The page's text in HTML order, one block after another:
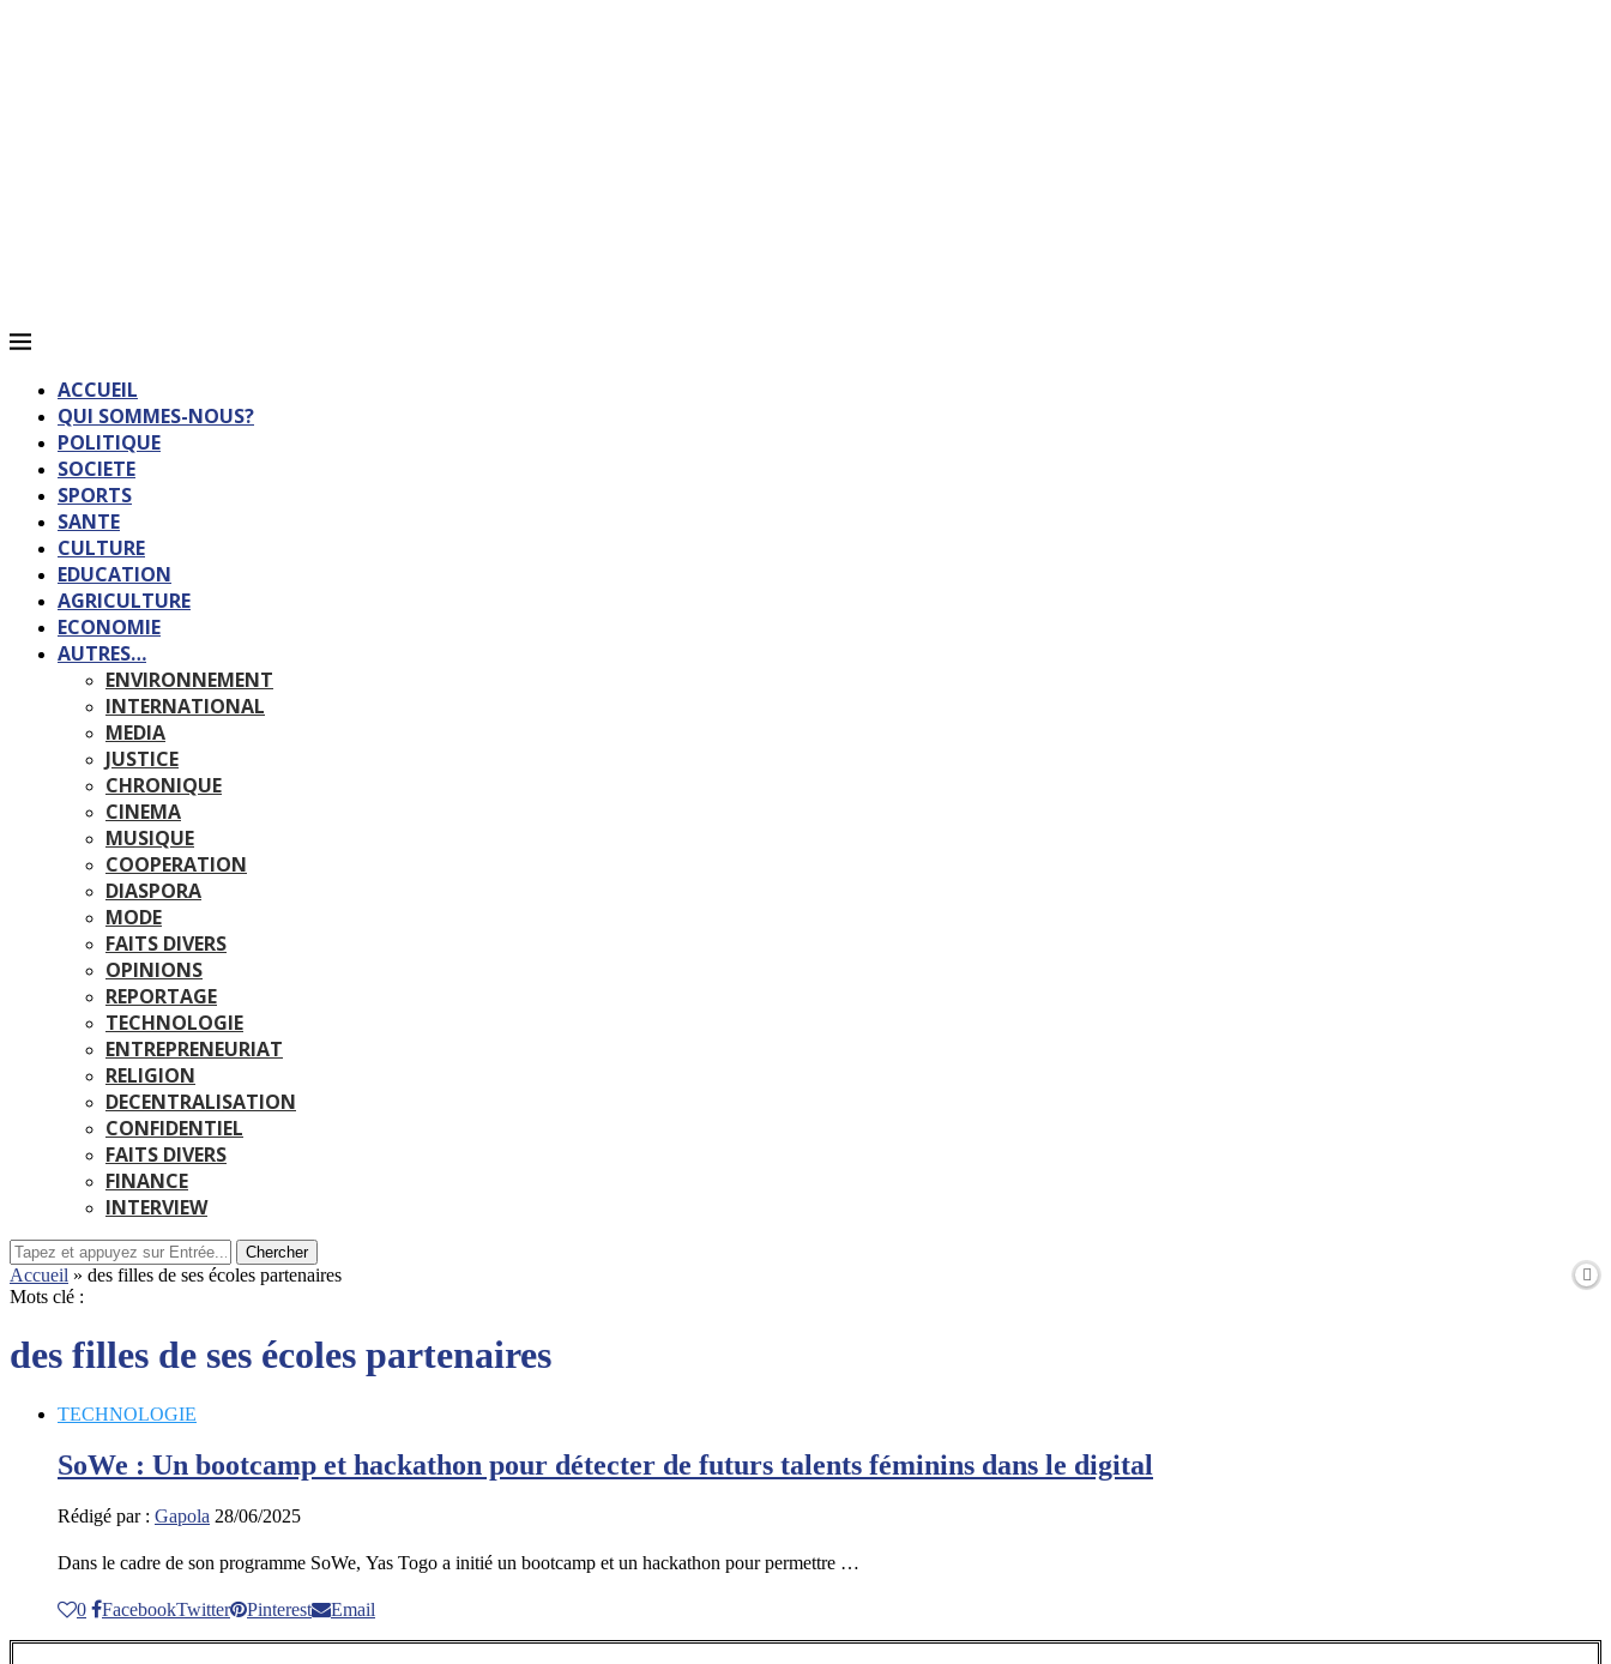
ACCUEIL
QUI SOMMES-NOUS?
POLITIQUE
SOCIETE
SPORTS
SANTE
CULTURE
EDUCATION
AGRICULTURE
ECONOMIE
AUTRES…
ENVIRONNEMENT
INTERNATIONAL
MEDIA
JUSTICE
CHRONIQUE
CINEMA
MUSIQUE
COOPERATION
DIASPORA
MODE
FAITS DIVERS
OPINIONS
REPORTAGE
TECHNOLOGIE
ENTREPRENEURIAT
RELIGION
DECENTRALISATION
CONFIDENTIEL
FAITS DIVERS
FINANCE
INTERVIEW
Chercher
Accueil » des filles de ses écoles partenaires
Mots clé :
des filles de ses écoles partenaires
TECHNOLOGIE
SoWe : Un bootcamp et hackathon pour détecter de futurs talents féminins dans le digital
Rédigé par : Gapola 28/06/2025
Dans le cadre de son programme SoWe, Yas Togo a initié un bootcamp et un hackathon pour permettre …
0 FacebookTwitter Pinterest Email